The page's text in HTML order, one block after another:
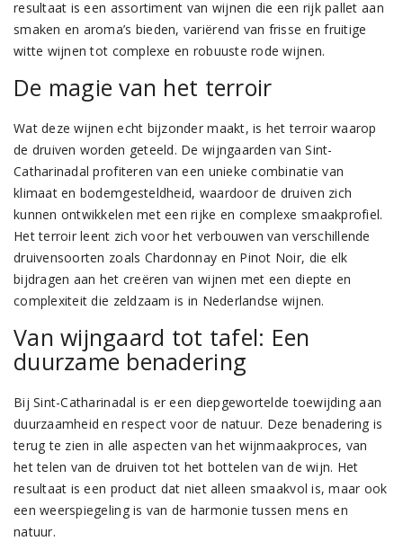
resultaat is een assortiment van wijnen die een rijk pallet aan
smaken en aroma’s bieden, variërend van frisse en fruitige
witte wijnen tot complexe en robuuste rode wijnen.
De magie van het terroir
Wat deze wijnen echt bijzonder maakt, is het terroir waarop
de druiven worden geteeld. De wijngaarden van Sint-
Catharinadal profiteren van een unieke combinatie van
klimaat en bodemgesteldheid, waardoor de druiven zich
kunnen ontwikkelen met een rijke en complexe smaakprofiel.
Het terroir leent zich voor het verbouwen van verschillende
druivensoorten zoals Chardonnay en Pinot Noir, die elk
bijdragen aan het creëren van wijnen met een diepte en
complexiteit die zeldzaam is in Nederlandse wijnen.
Van wijngaard tot tafel: Een
duurzame benadering
Bij Sint-Catharinadal is er een diepgewortelde toewijding aan
duurzaamheid en respect voor de natuur. Deze benadering is
terug te zien in alle aspecten van het wijnmaakproces, van
het telen van de druiven tot het bottelen van de wijn. Het
resultaat is een product dat niet alleen smaakvol is, maar ook
een weerspiegeling is van de harmonie tussen mens en
natuur.